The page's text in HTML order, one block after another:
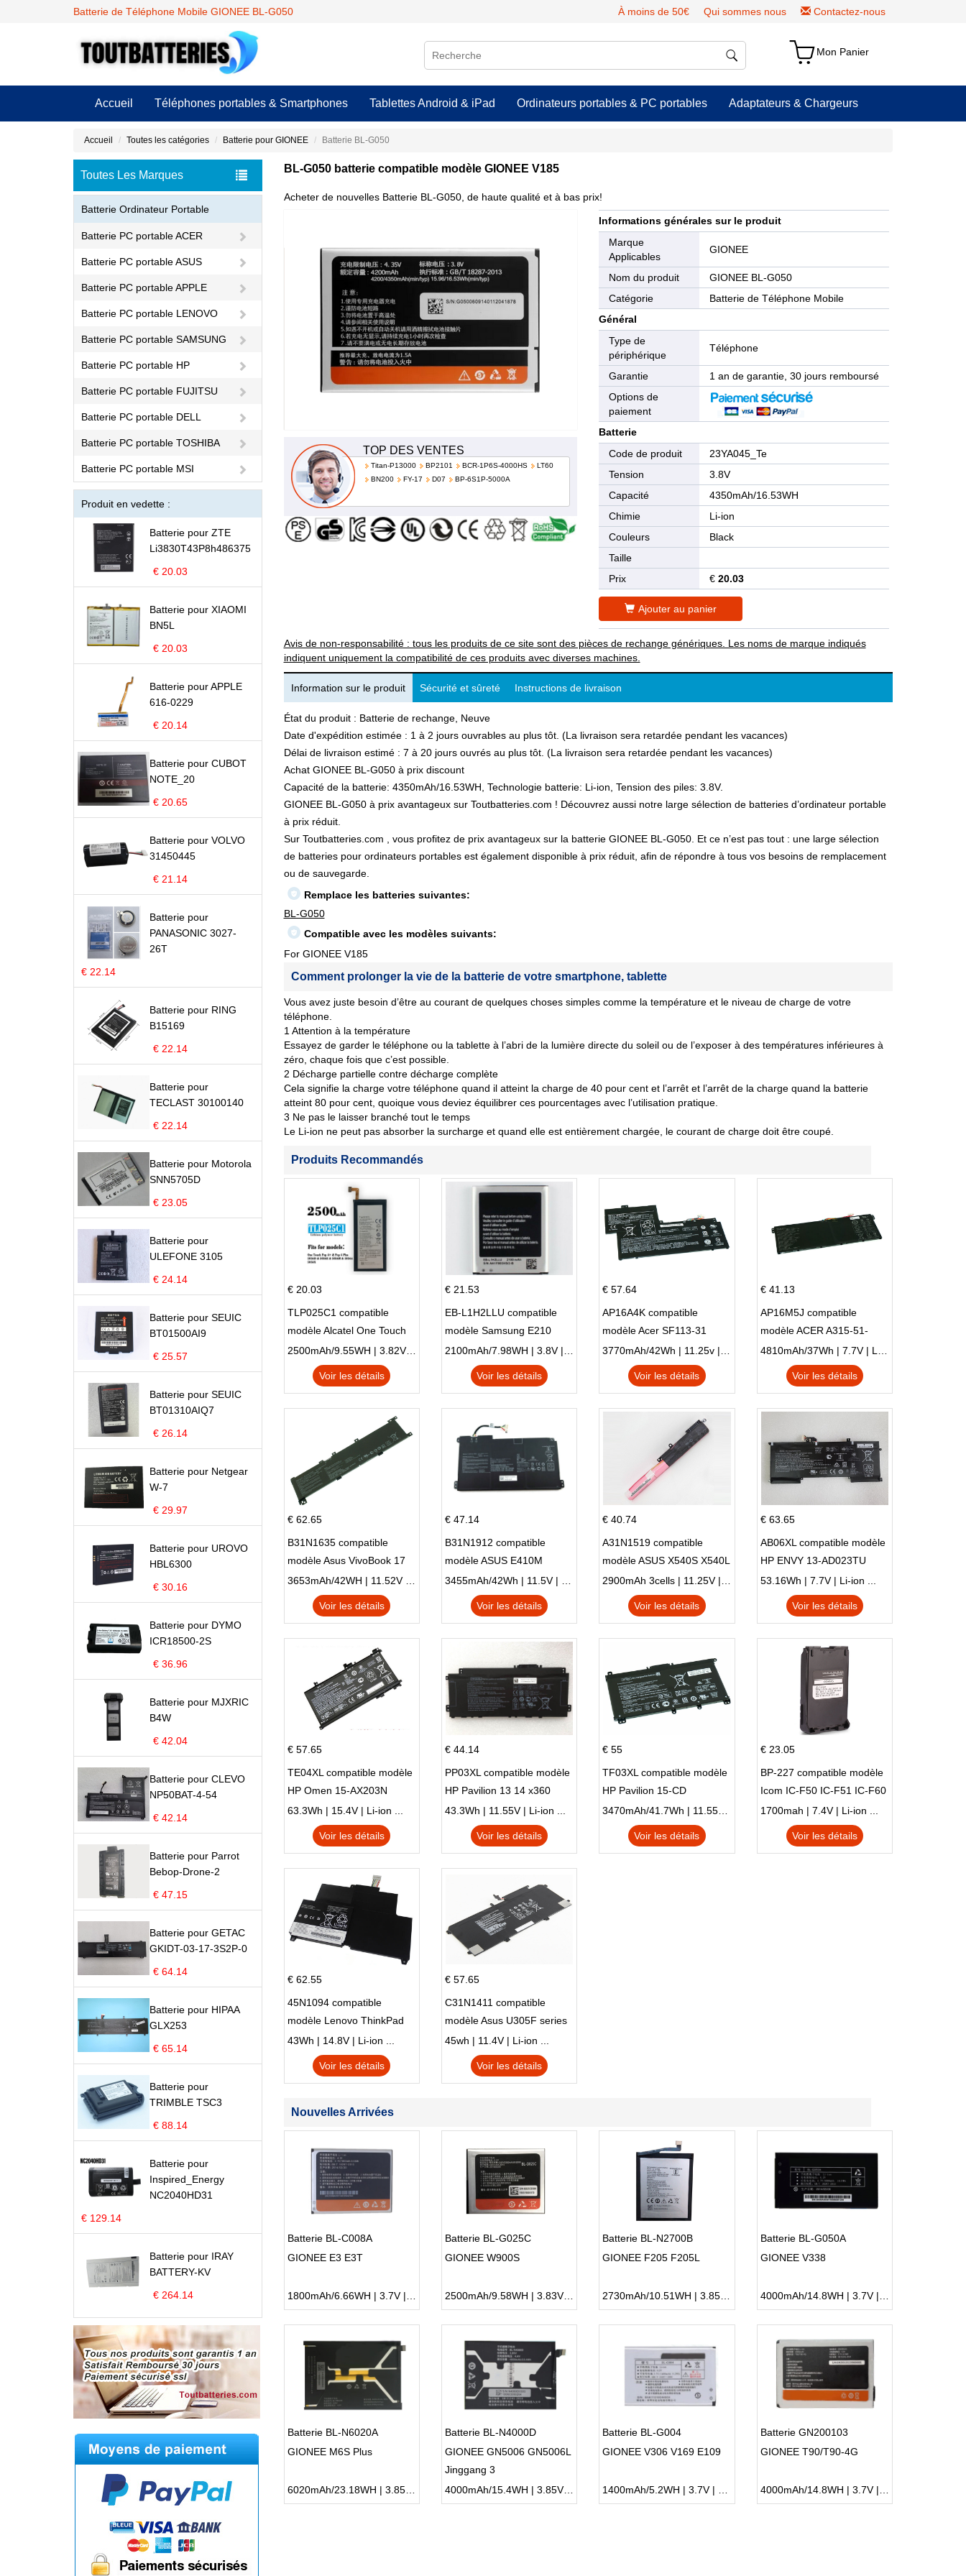
Batterie de Téléphone Mobile GIONEE BL-G050 À moins de 50€ Qui sommes nous Contactez-nous
Mon Panier
Accueil Téléphones portables & Smartphones Tablettes Android & iPad Ordinateurs portables & PC portables Adaptateurs & Chargeurs
Accueil Toutes les catégories Batterie pour GIONEE Batterie BL-G050
Toutes Les Marques
Batterie Ordinateur Portable
Batterie PC portable ACER
Batterie PC portable ASUS
Batterie PC portable APPLE
Batterie PC portable LENOVO
Batterie PC portable SAMSUNG
Batterie PC portable HP
Batterie PC portable FUJITSU
Batterie PC portable DELL
Batterie PC portable TOSHIBA
Batterie PC portable MSI
Produit en vedette :
Batterie pour ZTE
Li3830T43P8h486375
€ 20.03
Batterie pour XIAOMI
BN5L
€ 20.03
Batterie pour APPLE
616-0229
€ 20.14
Batterie pour CUBOT
NOTE_20
€ 20.65
Batterie pour VOLVO
31450445
€ 21.14
Batterie pour
PANASONIC 3027-
26T
€ 22.14
Batterie pour RING
B15169
€ 22.14
Batterie pour
TECLAST 30100140
€ 22.14
Batterie pour Motorola
SNN5705D
€ 23.05
Batterie pour
ULEFONE 3105
€ 24.14
Batterie pour SEUIC
BT01500AI9
€ 25.57
Batterie pour SEUIC
BT01310AIQ7
€ 26.14
Batterie pour Netgear
W-7
€ 29.97
Batterie pour UROVO
HBL6300
€ 30.16
Batterie pour DYMO
ICR18500-2S
€ 36.96
Batterie pour MJXRIC
B4W
€ 42.04
Batterie pour CLEVO
NP50BAT-4-54
€ 42.14
Batterie pour Parrot
Bebop-Drone-2
€ 47.15
Batterie pour GETAC
GKIDT-03-17-3S2P-0
€ 64.14
Batterie pour HIPAA
GLX253
€ 65.14
Batterie pour
TRIMBLE TSC3
€ 88.14
Batterie pour
Inspired_Energy
NC2040HD31
€ 129.14
Batterie pour IRAY
BATTERY-KV
€ 264.14
BL-G050 batterie compatible modèle GIONEE V185
Acheter de nouvelles Batterie BL-G050, de haute qualité et à bas prix!
TOP DES VENTES
Titan-P13000 BP2101 BCR-1P6S-4000HS
LT60
BN200
FY-17 D07 BP-6S1P-5000A
Informations générales sur le produit
Marque
Applicables
GIONEE
Nom du produit
GIONEE BL-G050
Catégorie
Batterie de Téléphone Mobile
Général
Type de
périphérique
Téléphone
Garantie
1 an de garantie, 30 jours remboursé
Options de
paiement
Batterie
Code de produit
23YA045_Te
Tension
3.8V
Capacité
4350mAh/16.53WH
Chimie
Li-ion
Couleurs
Black
Taille
Prix
€20.03
Ajouter au panier
Avis de non-responsabilité : tous les produits de ce site sont des pièces de rechange génériques. Les noms de marque indiqués
indiquent uniquement la compatibilité de ces produits avec diverses machines.
Information sur le produit Sécurité et sûreté Instructions de livraison
État du produit : Batterie de rechange, Neuve
Date d'expédition estimée : 1 à 2 jours ouvrables au plus tôt. (La livraison sera retardée pendant les vacances)
Délai de livraison estimé : 7 à 20 jours ouvrés au plus tôt. (La livraison sera retardée pendant les vacances)
Achat GIONEE BL-G050 à prix discount
Capacité de la batterie: 4350mAh/16.53WH, Technologie batterie: Li-ion, Tension des piles: 3.8V.
GIONEE BL-G050 à prix avantageux sur Toutbatteries.com ! Découvrez aussi notre large sélection de batteries d’ordinateur portable
à prix réduit.
Sur Toutbatteries.com , vous profitez de prix avantageux sur la batterie GIONEE BL-G050. Et ce n’est pas tout : une large sélection
de batteries pour ordinateurs portables est également disponible à prix réduit, afin de répondre à tous vos besoins de remplacement
ou de sauvegarde.
Remplace les batteries suivantes:
BL-G050
Compatible avec les modèles suivants:
For GIONEE V185
Comment prolonger la vie de la batterie de votre smartphone, tablette
Vous avez juste besoin d’être au courant de quelques choses simples comme la température et le niveau de charge de votre
téléphone.
1 Attention à la température
Essayez de garder le téléphone ou la tablette à l’abri de la lumière directe du soleil ou de l’exposer à des températures inférieures à
zéro, chaque fois que c’est possible.
2 Décharge partielle contre décharge complète
Cela signifie la charge votre téléphone quand il atteint la charge de 40 pour cent et l’arrêt et l’arrêt de la charge quand la batterie
atteint 80 pour cent, quoique vous deviez équilibrer ces pourcentages avec l’utilisation pratique.
3 Ne pas le laisser branché tout le temps
Le Li-ion ne peut pas absorber la surcharge et quand elle est entièrement chargée, le courant de charge doit être coupé.
Produits Recommandés
€ 20.03
TLP025C1 compatible
modèle Alcatel One Touch
Pop 4 Plus OT-5056D
2500mAh/9.55WH | 3.82V | Li-ion ...
Voir les détails
€ 21.53
EB-L1H2LLU compatible
modèle Samsung E210
E210K i939
Voir les détails
€ 57.64
AP16A4K compatible
modèle Acer SF113-31
AO1-132 NE132
Voir les détails
€ 41.13
AP16M5J compatible
modèle ACER A315-51-
51SL N17Q1 SERIES
Voir les détails
€ 62.65
B31N1635 compatible
modèle Asus VivoBook 17
X705NC X705UA X705UV
X705UN X705UD
Voir les détails
€ 47.14
B31N1912 compatible
modèle ASUS E410M
E410MA L410MA
Voir les détails
€ 40.74
A31N1519 compatible
modèle ASUS X540S X540L
X540LA-SI302 X540SA
X540S
Voir les détails
€ 63.65
AB06XL compatible modèle
HP ENVY 13-AD023TU
HSTNN-DB8C 921438-855
TPN-I128
53.16Wh | 7.7V | Li-ion ...
Voir les détails
€ 57.65
TE04XL compatible modèle
HP Omen 15-AX203N
Omen 15 Series Pavilion 15
Series
63.3Wh | 15.4V | Li-ion ...
Voir les détails
€ 44.14
PP03XL compatible modèle
HP Pavilion 13 14 x360
L83388-AC1 L83388-421
HSTNN-LB8S M01118-421
M01144-005 13-BB 14-DV
43.3Wh | 11.55V | Li-ion ...
Voir les détails
€ 55
TF03XL compatible modèle
HP Pavilion 15-CD
Voir les détails
€ 23.05
BP-227 compatible modèle
Icom IC-F50 IC-F51 IC-F60
IC-F61 IC-M87
1700mah | 7.4V | Li-ion ...
Voir les détails
€ 62.55
45N1094 compatible
modèle Lenovo ThinkPad
Edge S230u Twist
43Wh | 14.8V | Li-ion ...
Voir les détails
€ 57.65
C31N1411 compatible
modèle Asus U305F series
45wh | 11.4V | Li-ion ...
Voir les détails
Nouvelles Arrivées
Batterie BL-C008A
GIONEE E3 E3T
Batterie BL-G025C
GIONEE W900S
2500mAh/9.58WH | 3.83V | Li-ion ...
Batterie BL-N2700B
GIONEE F205 F205L
Batterie BL-G050A
GIONEE V338
Batterie BL-N6020A
GIONEE M6S Plus
6020mAh/23.18WH | 3.85V | Li-ion ...
Batterie BL-N4000D
GIONEE GN5006 GN5006L
Jinggang 3
4000mAh/15.4WH | 3.85V | Li-ion ...
Batterie BL-G004
GIONEE V306 V169 E109
Batterie GN200103
GIONEE T90/T90-4G